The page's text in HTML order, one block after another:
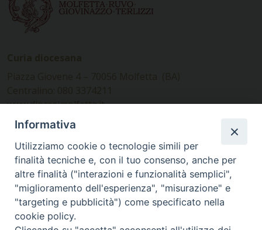
www.diocesimolfetta.it –
diocesimolfetta@pec.chiesacattolica.it
Ufficio Comunicazioni sociali
Piazza Giovene 4 – 70056 Molfetta (BA)
comunicazionisociali@diocesimolfetta.it
Informativa
Utilizziamo cookie o tecnologie simili per
finalità tecniche e, con il tuo consenso, anche per
altre finalità ("interazioni e funzionalità semplici",
"miglioramento dell'esperienza", "misurazione" e
"targeting e pubblicità") come specificato nella
cookie policy.